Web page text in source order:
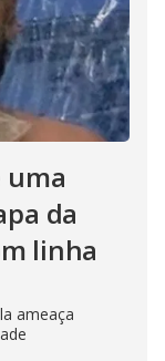
uma
da
linha
ameaça